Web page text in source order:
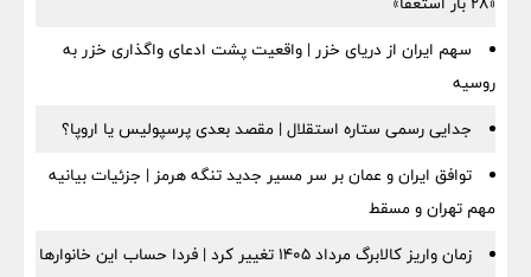
سهم ایران از دریای خزر | واقعیت پشت ادعای واگذاری خزر به
روسیه
جدایی رسمی ستاره استقلال | مقصد بعدی پرسپولیس یا اروپا؟
توافق ایران و عمان بر سر مسیر جدید تنگه هرمز | جزئیات بیانیه
مهم تهران و مسقط
زمان واریز کالابرگ مرداد ۱۴۰۵ تغییر کرد | فردا حساب این خانوارها